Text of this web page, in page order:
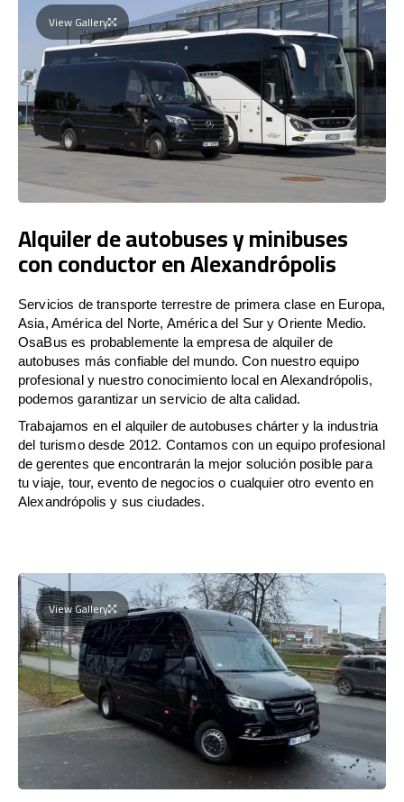
View Gallery
Alquiler de autobuses y minibuses
con conductor en Alexandrópolis
Servicios de transporte terrestre de primera clase en Europa,
Asia, América del Norte, América del Sur y Oriente Medio.
OsaBus es probablemente la empresa de alquiler de
autobuses más confiable del mundo. Con nuestro equipo
profesional y nuestro conocimiento local en Alexandrópolis,
podemos garantizar un servicio de alta calidad.
Trabajamos en el alquiler de autobuses chárter y la industria
del turismo desde 2012. Contamos con un equipo profesional
de gerentes que encontrarán la mejor solución posible para
tu viaje, tour, evento de negocios o cualquier otro evento en
Alexandrópolis y sus ciudades.
View Gallery